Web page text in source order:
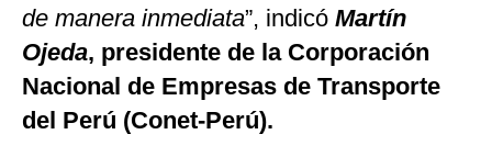
de manera inmediata”, indicó Martín
Ojeda, presidente de la Corporación
Nacional de Empresas de Transporte
del Perú (Conet-Perú).